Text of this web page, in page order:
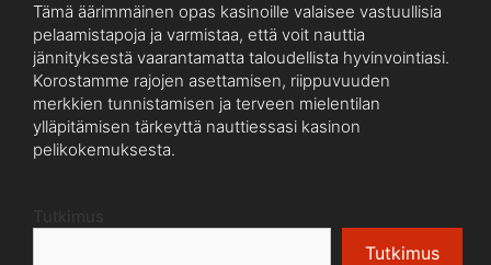
Tämä äärimmäinen opas kasinoille valaisee vastuullisia
pelaamistapoja ja varmistaa, että voit nauttia
jännityksestä vaarantamatta taloudellista hyvinvointiasi.
Korostamme rajojen asettamisen, riippuvuuden
merkkien tunnistamisen ja terveen mielentilan
ylläpitämisen tärkeyttä nauttiessasi kasinon
pelikokemuksesta.
Tutkimus
Tutkimus